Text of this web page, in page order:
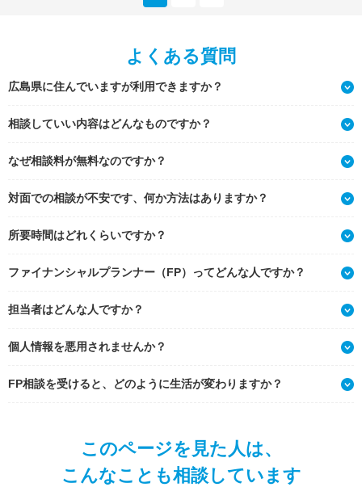
よくある質問
広島県に住んでいますが利用できますか？
相談していい内容はどんなものですか？
なぜ相談料が無料なのですか？
対面での相談が不安です、何か方法はありますか？
所要時間はどれくらいですか？
ファイナンシャルプランナー（FP）ってどんな人ですか？
担当者はどんな人ですか？
個人情報を悪用されませんか？
FP相談を受けると、どのように生活が変わりますか？
このページを見た人は、
こんなことも相談しています